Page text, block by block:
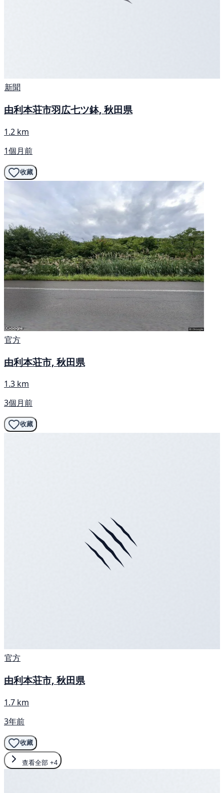
新聞
由利本荘市羽広七ツ鉢, 秋田県
1.2 km
1個月前
收藏
官方
由利本荘市, 秋田県
1.3 km
3個月前
收藏
官方
由利本荘市, 秋田県
1.7 km
3年前
收藏
查看全部 +4